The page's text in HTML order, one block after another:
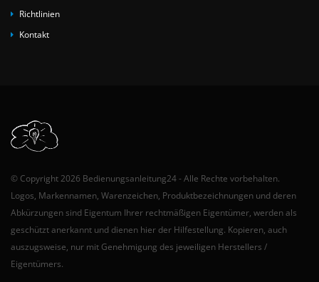
Richtlinien
Kontakt
© Copyright 2026 Bedienungsanleitung24 - Alle Rechte vorbehalten.
Logos, Markennamen, Warenzeichen, Produktbezeichnungen und deren
Abkürzungen sind Eigentum Ihrer rechtmäßigen Eigentümer, werden als
geschützt anerkannt und dienen hier der Hilfestellung. Kopieren, auch
auszugsweise, nur mit Genehmigung des jeweiligen Herstellers /
Eigentümers.